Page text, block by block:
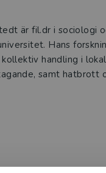
är fil.dr i sociologi
Hans
handling i
samt hatbrott